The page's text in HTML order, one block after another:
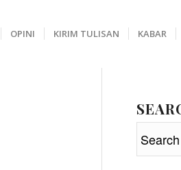
OPINI KIRIM TULISAN KABAR